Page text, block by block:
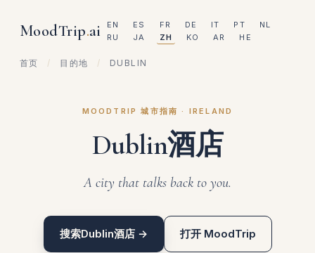
MoodTrip.ai EN ES FR DE IT PT
NL
RU
JA ZH KO AR HE
首页 / 目的地 / DUBLIN
MOODTRIP 城市指南 · IRELAND
Dublin酒店
A city that talks back to you.
搜索Dublin酒店 → 打开 MoodTrip